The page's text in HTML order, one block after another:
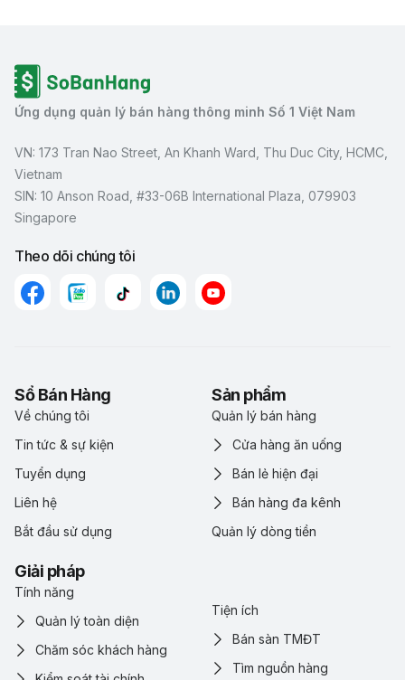
Ứng dụng quản lý bán hàng thông minh Số 1 Việt Nam
VN: 173 Tran Nao Street, An Khanh Ward, Thu Duc City, HCMC,
Vietnam
SIN: 10 Anson Road, #33-06B International Plaza, 079903
Singapore
Theo dõi chúng tôi
Sổ Bán Hàng
Về chúng tôi
Tin tức & sự kiện
Tuyển dụng
Liên hệ
Bắt đầu sử dụng
Sản phẩm
Quản lý bán hàng
Cửa hàng ăn uống
Bán lẻ hiện đại
Bán hàng đa kênh
Quản lý dòng tiền
Giải pháp
Tính năng
Quản lý toàn diện
Chăm sóc khách hàng
Tiện ích
Bán sàn TMĐT
Tìm nguồn hàng